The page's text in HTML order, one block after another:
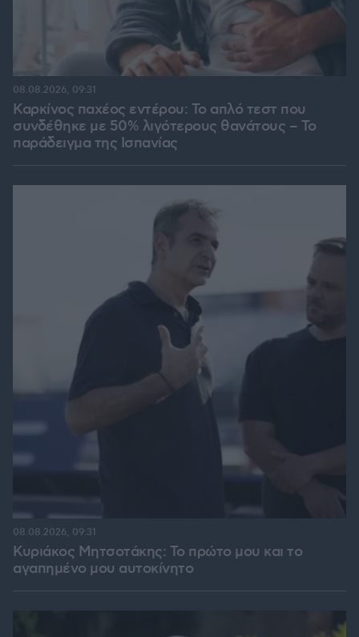
Καρκίνος παχέος εντέρου: Το απλό τεστ που
συνδέθηκε με 50% λιγότερους θανάτους – Το
παράδειγμα της Ισπανίας
08.08.2026, 09:31
Κυριάκος Μητσοτάκης: Το πρώτο μου και το
αγαπημένο μου αυτοκίνητο
08.08.2026, 09:31